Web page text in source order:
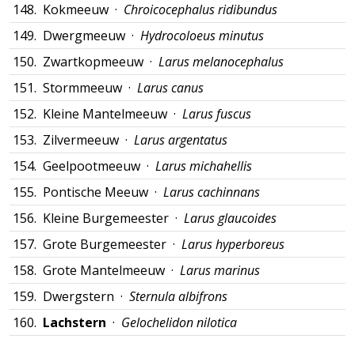
148. Kokmeeuw · Chroicocephalus ridibundus
149. Dwergmeeuw · Hydrocoloeus minutus
150. Zwartkopmeeuw · Larus melanocephalus
151. Stormmeeuw · Larus canus
152. Kleine Mantelmeeuw · Larus fuscus
153. Zilvermeeuw · Larus argentatus
154. Geelpootmeeuw · Larus michahellis
155. Pontische Meeuw · Larus cachinnans
156. Kleine Burgemeester · Larus glaucoides
157. Grote Burgemeester · Larus hyperboreus
158. Grote Mantelmeeuw · Larus marinus
159. Dwergstern · Sternula albifrons
160. Lachstern · Gelochelidon nilotica